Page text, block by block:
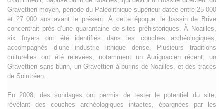
Gravettien moyen, période du Paléolithique supérieur datée entre 25 000
et 27 000 ans avant le présent. À cette époque, le bassin de Brive
concentrait près d’une quarantaine de sites préhistoriques. À Noailles,
six foyers ont été identifiés dans les couches archéologiques,
accompagnés d’une industrie lithique dense. Plusieurs traditions
culturelles ont été relevées, notamment un Aurignacien récent, un
Gravettien sans burin, un Gravettien à burins de Noailles, et des traces
de Solutréen.
En 2008, des sondages ont permis de tester le potentiel du site,
révélant des couches archéologiques intactes, épargnées par les